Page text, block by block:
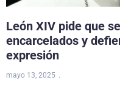
León XIV pide que
encarcelados y
expresión
mayo 13, 2025